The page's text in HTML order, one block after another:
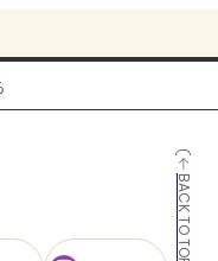
BACK TO TOP